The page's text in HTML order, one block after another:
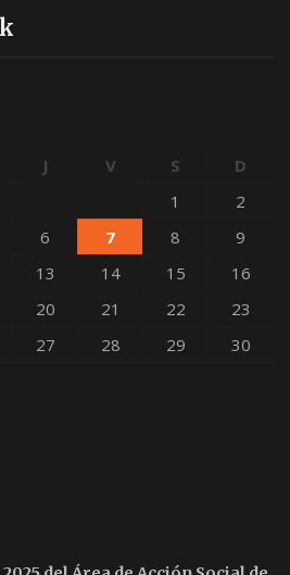
J V S
D
1
2
6 7 8
9
13 14 15
16
20 21 22
23
27 28 29
30